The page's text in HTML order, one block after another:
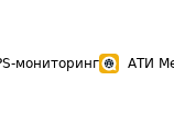
мониторинг АТИ